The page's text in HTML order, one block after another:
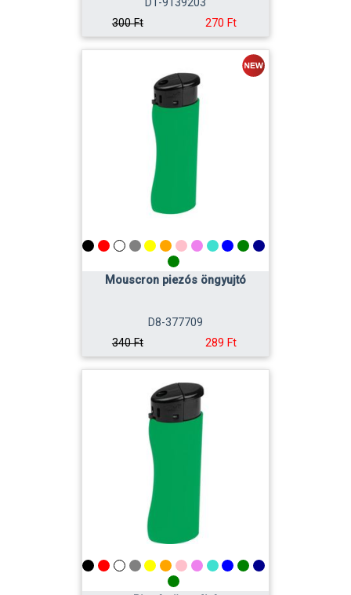
300 Ft
270 Ft
Mouscron piezós öngyujtó
D8-377709
340 Ft
289 Ft